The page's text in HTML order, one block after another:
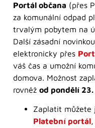
Portál občana (přes
za komunální odpad
trvalým pobytem na
Další zásadní
elektronicky přes
váš čas a umožní
domova. Možnost
rovněž od pondělí 23.
Zaplatit můžete
Platební portál